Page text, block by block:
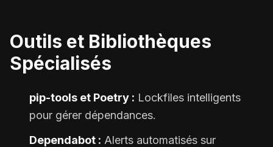
Outils et Bibliothèques
Spécialisés
pip-tools et Poetry : Lockfiles intelligents
pour gérer dépendances.
Dependabot : Alerts automatisés sur